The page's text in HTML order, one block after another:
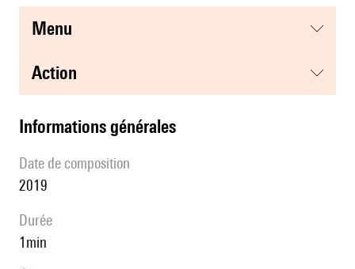
menu
action
informations générales
date de composition
2019
durée
1min